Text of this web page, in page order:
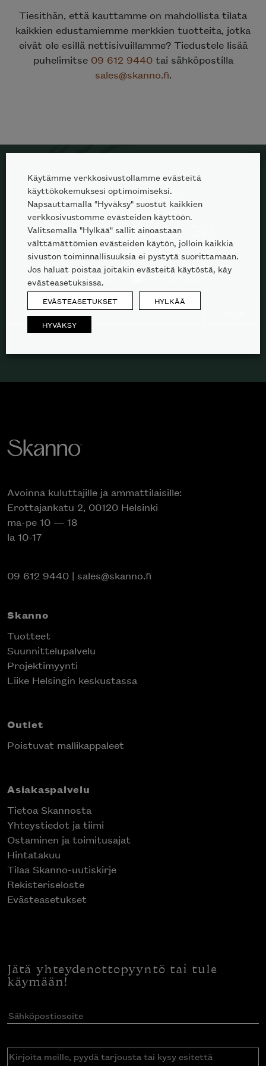
Tiesithän, että kauttamme on mahdollista tilata
kaikkien edustamiemme merkkien tuotteita, jotka
eivät ole esillä nettisivuillamme? Tiedustele lisää
puhelimitse 09 612 9440tai sähköpostilla
sales@skanno.fi.
TILAA SKANNO-UUTISKIRJE
100% designia. 0%
spämmiä.
Kuluttajille Ammattilaisille
Avoinna kuluttajille ja ammattilaisille:
Erottajankatu 2, 00120 Helsinki
ma-pe 10 — 18
la 10-17
09 612 9440 | sales@skanno.fi
Skanno
Tuotteet
Suunnittelupalvelu
Projektimyynti
Liike Helsingin keskustassa
Outlet
Poistuvat mallikappaleet
Asiakaspalvelu
Tietoa Skannosta
Yhteystiedot ja tiimi
Ostaminen ja toimitusajat
Hintatakuu
Tilaa Skanno-uutiskirje
Rekisteriseloste
Evästeasetukset
Jätä yhteydenottopyyntö tai tule
käymään!
Sähköpostiosoite(Pakollinen)
Kirjoita
Käytämme verkkosivustollamme evästeitä
käyttökokemuksesi optimoimiseksi.
Napsauttamalla "Hyväksy" suostut kaikkien
verkkosivustomme evästeiden käyttöön.
Valitsemalla "Hylkää" sallit ainoastaan
välttämättömien evästeiden käytön, jolloin kaikkia
sivuston toiminnallisuuksia ei pystytä suorittamaan.
Jos haluat poistaa joitakin evästeitä käytöstä, käy
evästeasetuksissa.
EVÄSTEASETUKSET HYLKÄÄ
HYVÄKSY